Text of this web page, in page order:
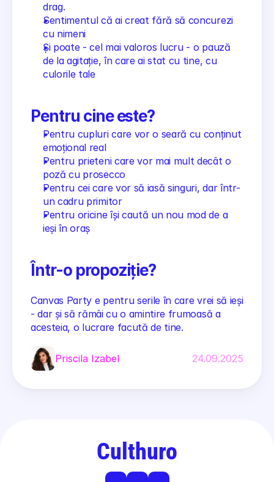
drag.
Sentimentul că ai creat fără să concurezi
cu nimeni
Și poate - cel mai valoros lucru - o pauză
de la agitație, în care ai stat cu tine, cu
culorile tale
Pentru cine este?
Pentru cupluri care vor o seară cu conținut
emoțional real
Pentru prieteni care vor mai mult decât o
poză cu prosecco
Pentru cei care vor să iasă singuri, dar într-
un cadru primitor
Pentru oricine își caută un nou mod de a
ieși în oraș
Într-o propoziție?
Canvas Party e pentru serile în care vrei să ieși
- dar și să rămâi cu o amintire frumoasă a
acesteia, o lucrare facută de tine.
Priscila Izabel 24.09.2025
Culthuro